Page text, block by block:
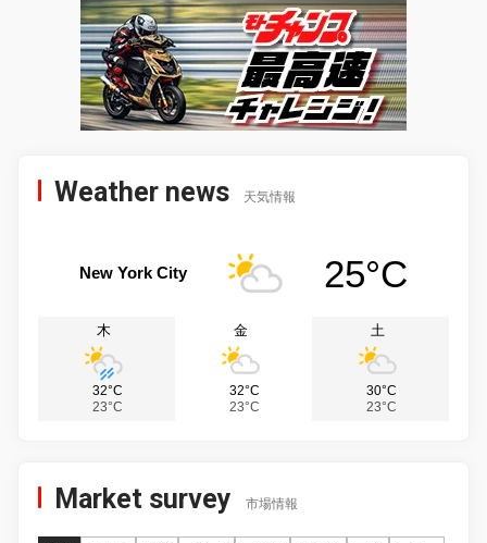
Weather news 天気情報
New York City 25°C
木
32°C
23°C
金
32°C
23°C
土
30°C
23°C
Market survey 市場情報